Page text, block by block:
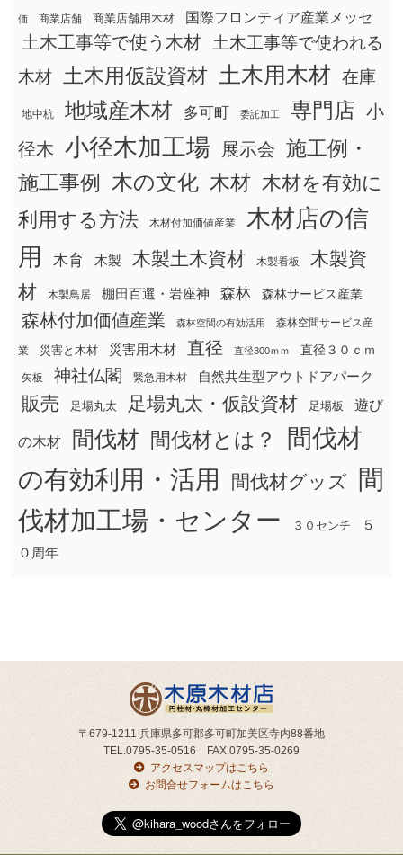
価 商業店舗 商業店舗用木材 国際フロンティア産業メッセ
土木工事等で使う木材
土木工事等で使われる
木材
土木用仮設資材 土木用木材 在庫
地中杭 地域産木材 多可町 委託加工 専門店 小
径木 小径木加工場 展示会 施工例・
施工事例
木の文化 木材 木材を有効に
利用する方法
木材付加価値産業
木材店の信
用
木育 木製 木製土木資材 木製看板
木製資
材
木製鳥居 棚田百選・岩座神 森林 森林サービス産業
森林付加価値産業 森林空間の有効活用 森林空間サービス産
業 災害と木材 災害用木材 直径 直径300ｍｍ 直径３０ｃｍ
矢板 神社仏閣 緊急用木材 自然共生型アウトドアパーク
販売 足場丸太 足場丸太・仮設資材 足場板 遊び
の木材 間伐材 間伐材とは？
間伐材
の有効利用・活用
間伐材グッズ
間
伐材加工場・センター
３０センチ
５
０周年
〒679-1211 兵庫県多可郡多可町加美区寺内88番地
TEL.0795-35-0516 FAX.0795-35-0269
アクセスマップはこちら
お問合せフォームはこちら